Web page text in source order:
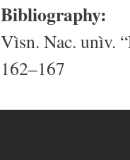
Bibliography:
Vìsn. Nac. unìv.
162–167